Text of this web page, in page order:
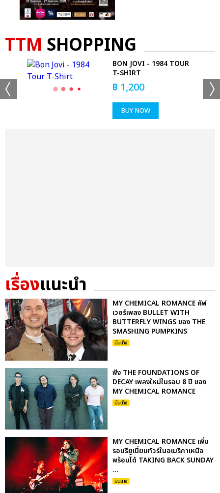
TTM SHOPPING
BON JOVI - 1984 TOUR
T-SHIRT
฿ 1,200
BUY NOW
เรื่องแนะนำ
MY CHEMICAL ROMANCE คัฟ
เวอร์เพลง BULLET WITH
BUTTERFLY WINGS ของ THE
SMASHING PUMPKINS
บันเทิง
ฟัง THE FOUNDATIONS OF
DECAY เพลงใหม่ในรอบ 8 ปี ของ
MY CHEMICAL ROMANCE
บันเทิง
MY CHEMICAL ROMANCE เพิ่ม
รอบรียูเนี่ยนทัวร์ในอเมริกาเหนือ
พร้อมได้ TAKING BACK SUNDAY
...
บันเทิง